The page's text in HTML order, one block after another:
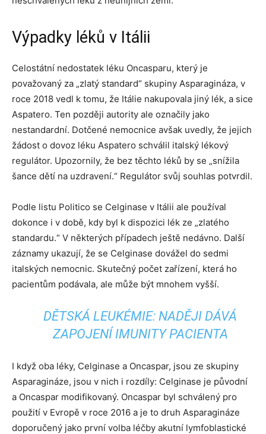
Výpadky léků v Itálii
Celostátní nedostatek léku Oncasparu, který je
považovaný za „zlatý standard“ skupiny Asparagináza, v
roce 2018 vedl k tomu, že Itálie nakupovala jiný lék, a sice
Aspatero. Ten později autority ale označily jako
nestandardní. Dotčené nemocnice avšak uvedly, že jejich
žádost o dovoz léku Aspatero schválil italský lékový
regulátor. Upozornily, že bez těchto léků by se „snížila
šance dětí na uzdravení.“ Regulátor svůj souhlas potvrdil.
Podle listu Politico se Celginase v Itálii ale používal
dokonce i v době, kdy byl k dispozici lék ze „zlatého
standardu.“ V některých případech ještě nedávno. Další
záznamy ukazují, že se Celginase dovážel do sedmi
italských nemocnic. Skutečný počet zařízení, která ho
pacientům podávala, ale může být mnohem vyšší.
DĚTSKÁ LEUKÉMIE: NADĚJI DÁVÁ
ZAPOJENÍ IMUNITY PACIENTA
I když oba léky, Celginase a Oncaspar, jsou ze skupiny
Asparagináze, jsou v nich i rozdíly: Celginase je původní
a Oncaspar modifikovaný. Oncaspar byl schválený pro
použití v Evropě v roce 2016 a je to druh Asparagináze
doporučený jako první volba léčby akutní lymfoblastické